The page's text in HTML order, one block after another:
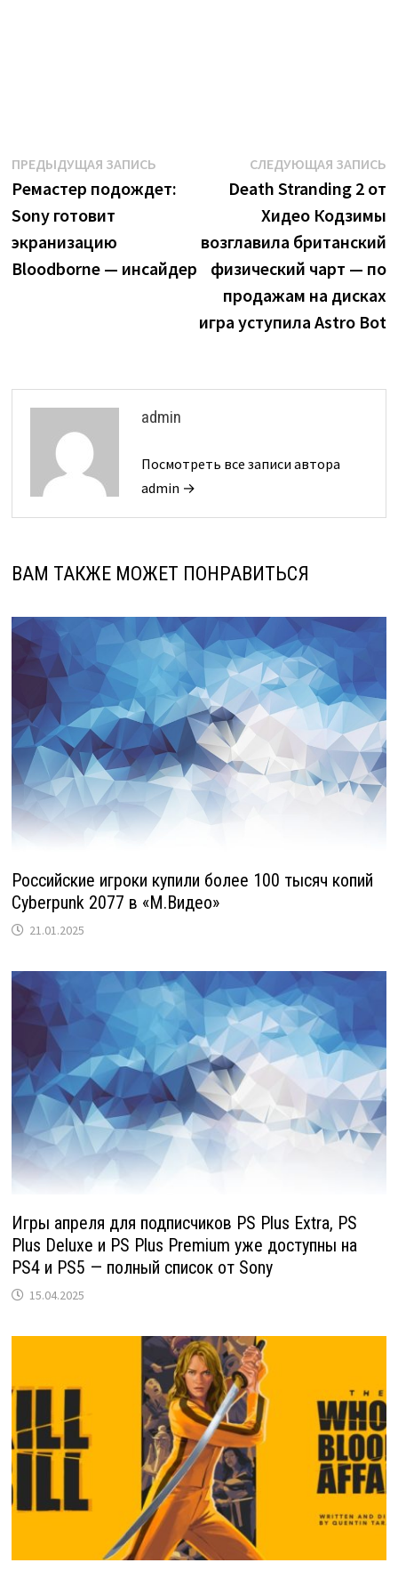
Навигация
по
записям
ПРЕДЫДУЩАЯ ЗАПИСЬПредыдущая
запись:
Ремастер подождет:
Sony готовит
экранизацию
Bloodborne — инсайдер
СЛЕДУЮЩАЯ ЗАПИСЬ
Death Stranding 2 от
Хидео Кодзимы
возглавила британский
физический чарт — по
продажам на дисках
игра уступила Astro Bot
admin
Посмотреть все записи автора
admin →
ВАМ ТАКЖЕ МОЖЕТ ПОНРАВИТЬСЯ
Российские игроки купили более 100 тысяч копий
Cyberpunk 2077 в «М.Видео»
21.01.2025
Игры апреля для подписчиков PS Plus Extra, PS
Plus Deluxe и PS Plus Premium уже доступны на
PS4 и PS5 — полный список от Sony
15.04.2025